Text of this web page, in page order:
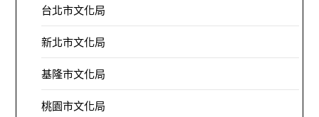
台北市文化局
新北市文化局
基隆市文化局
桃園市文化局